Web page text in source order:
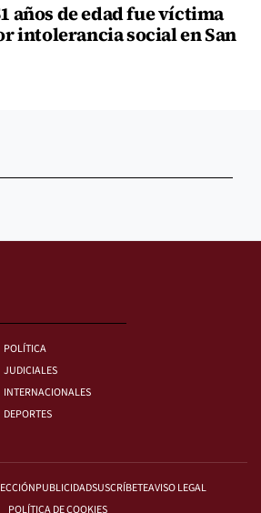
años de edad fue víctima
intolerancia social en San
POLÍTICA
JUDICIALES
INTERNACIONALES
DEPORTES
PUBLICIDADSUSCRÍBETEAVISO LEGAL